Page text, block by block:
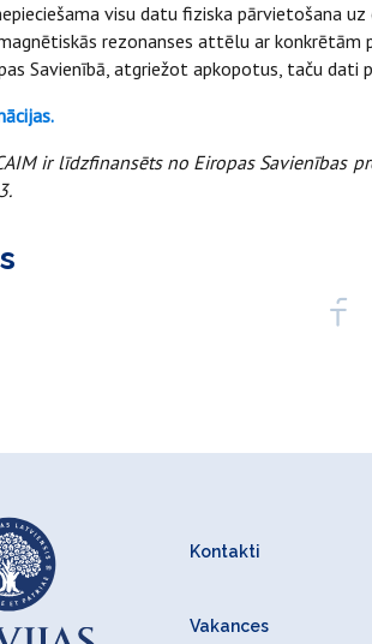
visu datu fiziska pārvietošana
rezonanses attēlu ar
Savienībā, atgriežot apkopotus, taču dati
ir līdzfinansēts no Eiropas Savienības
Kontakti
Vakances